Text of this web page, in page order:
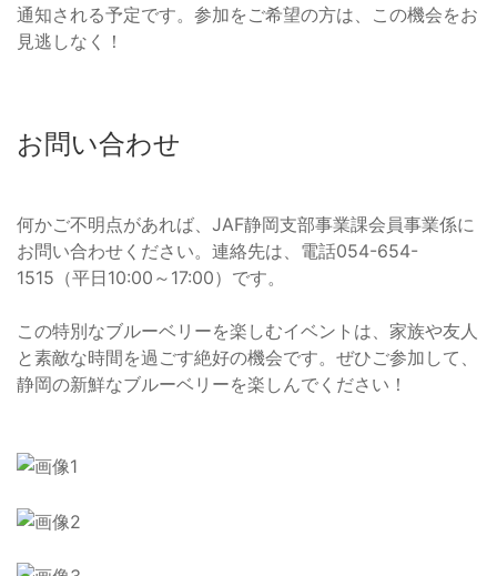
通知される予定です。参加をご希望の方は、この機会をお
見逃しなく！
お問い合わせ
何かご不明点があれば、JAF静岡支部事業課会員事業係に
お問い合わせください。連絡先は、電話054-654-
1515（平日10:00～17:00）です。
この特別なブルーベリーを楽しむイベントは、家族や友人
と素敵な時間を過ごす絶好の機会です。ぜひご参加して、
静岡の新鮮なブルーベリーを楽しんでください！